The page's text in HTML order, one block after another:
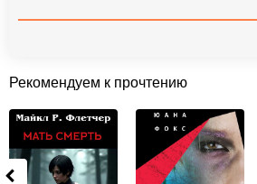
Рекомендуем к прочтению